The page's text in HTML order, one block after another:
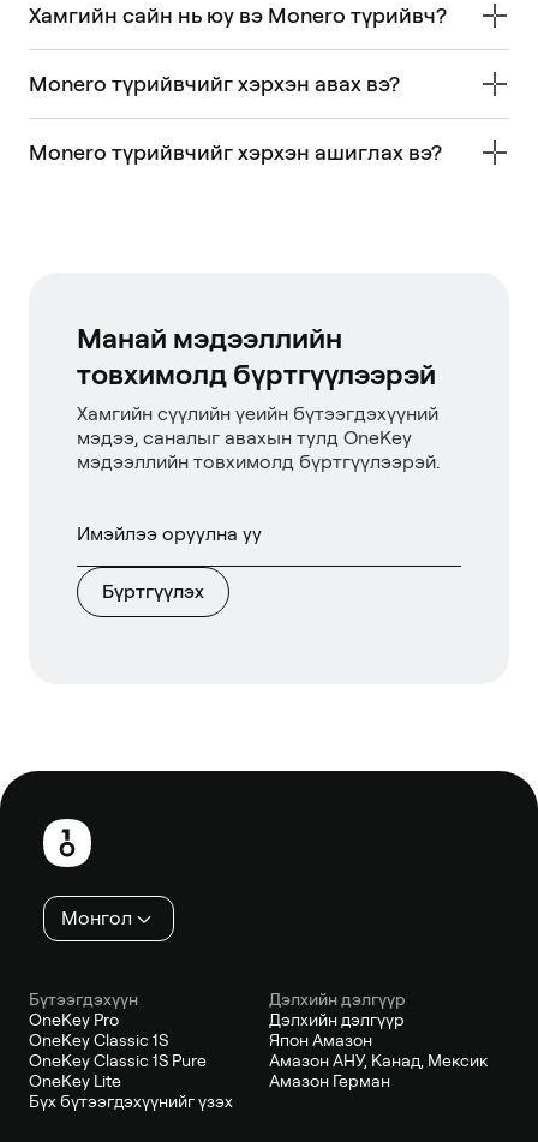
Хамгийн сайн нь юу вэ Monero түрийвч?
Monero түрийвчийг хэрхэн авах вэ?
Monero түрийвчийг хэрхэн ашиглах вэ?
Манай мэдээллийн
товхимолд бүртгүүлээрэй
Хамгийн сүүлийн үеийн бүтээгдэхүүний
мэдээ, саналыг авахын тулд OneKey
мэдээллийн товхимолд бүртгүүлээрэй.
Бүртгүүлэх
Хөл
хэсэг
Монгол
Бүтээгдэхүүн
OneKey Pro
OneKey Classic 1S
OneKey Classic 1S Pure
OneKey Lite
Бүх бүтээгдэхүүнийг үзэх
Дэлхийн дэлгүүр
Дэлхийн дэлгүүр
Япон Амазон
Амазон АНУ, Канад, Мексик
Амазон Герман